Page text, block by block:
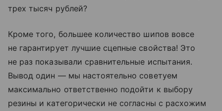
трех тысяч рублей?
Кроме того, большее количество шипов вовсе
не гарантирует лучшие сцепные свойства! Это
не раз показывали сравнительные испытания.
Вывод один — мы настоятельно советуем
максимально ответственно подойти к выбору
резины и категорически не согласны с расхожим